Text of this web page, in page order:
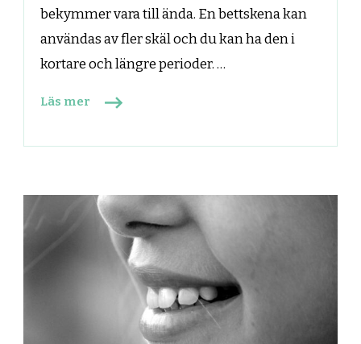
bekymmer vara till ända. En bettskena kan
användas av fler skäl och du kan ha den i
kortare och längre perioder. …
Läs mer